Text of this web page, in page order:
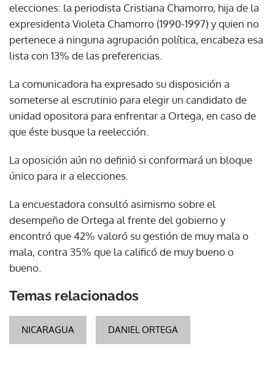
elecciones: la periodista Cristiana Chamorro, hija de la
expresidenta Violeta Chamorro (1990-1997) y quien no
pertenece a ninguna agrupación política, encabeza esa
lista con 13% de las preferencias.
La comunicadora ha expresado su disposición a
someterse al escrutinio para elegir un candidato de
unidad opositora para enfrentar a Ortega, en caso de
que éste busque la reelección.
La oposición aún no definió si conformará un bloque
único para ir a elecciones.
La encuestadora consultó asimismo sobre el
desempeño de Ortega al frente del gobierno y
encontró que 42% valoró su gestión de muy mala o
mala, contra 35% que la calificó de muy bueno o
bueno.
Temas relacionados
NICARAGUA DANIEL ORTEGA